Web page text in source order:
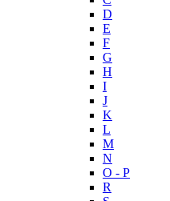
D
E
F
G
H
I
J
K
L
M
N
O - P
R